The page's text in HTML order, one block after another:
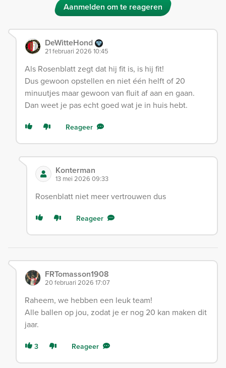
Aanmelden om te reageren
DeWitteHond
21 februari 2026 10:45
Als Rosenblatt zegt dat hij fit is, is hij fit!
Dus gewoon opstellen en niet één helft of 20
minuutjes maar gewoon van fluit af aan en gaan.
Dan weet je pas echt goed wat je in huis hebt.
Reageer
Konterman
13 mei 2026 09:33
Rosenblatt niet meer vertrouwen dus
Reageer
FRTomasson1908
20 februari 2026 17:07
Raheem, we hebben een leuk team!
Alle ballen op jou, zodat je er nog 20 kan maken dit
jaar.
3 Reageer